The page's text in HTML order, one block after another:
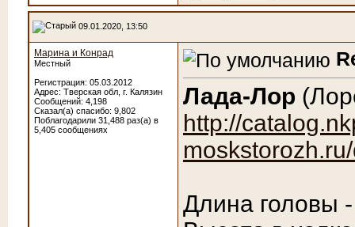
09.01.2020, 13:50
Марина и Конрад
Местный
Регистрация: 05.03.2012
Адрес: Тверская обл, г. Калязин
Сообщений: 4,198
Сказал(а) спасибо: 9,802
Поблагодарили 31,488 раз(а) в
5,405 сообщениях
Лада-Лор
http://
Длина головы